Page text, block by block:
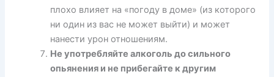
плохо влияет на «погоду в доме» (из которого
ни один из вас не может выйти) и может
нанести урон отношениям.
Не употребляйте алкоголь до сильного
опьянения и не прибегайте к другим